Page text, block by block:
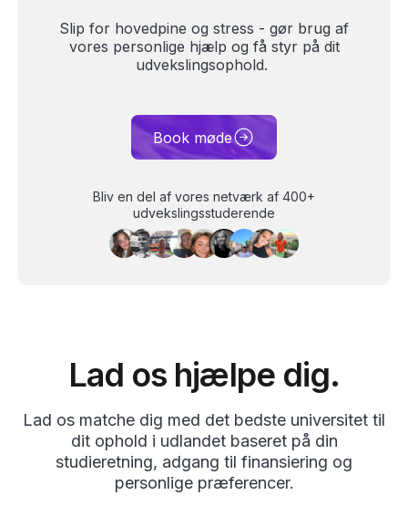
Slip for hovedpine og stress - gør brug af
vores personlige hjælp og få styr på dit
udvekslingsophold.
Book møde
Bliv en del af vores netværk af 400+
udvekslingsstuderende
Lad os hjælpe dig.
Lad os matche dig med det bedste universitet til
dit ophold i udlandet baseret på din
studieretning, adgang til finansiering og
personlige præferencer.